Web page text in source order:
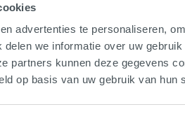
advertenties te personaliseren,
we informatie over uw
partners kunnen deze gegevens
op basis van uw gebruik van hun